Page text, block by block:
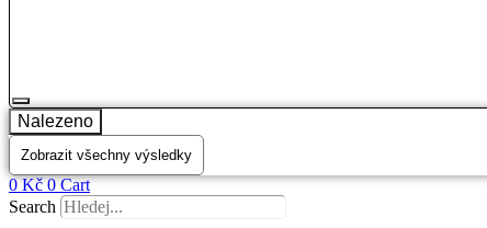
Nalezeno
Zobrazit všechny výsledky
0Kč 0 Cart
Search